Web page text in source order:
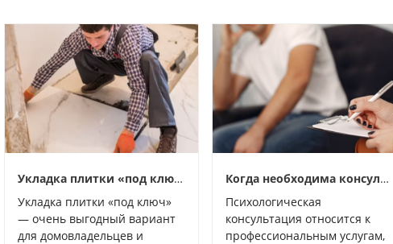
Укладка плитки «под ключ» — это выгодно?
Укладка плитки «под ключ»
— очень выгодный вариант
для домовладельцев и
Когда необходима консультация психолога?
Психологическая
консультация относится к
профессиональным услугам,